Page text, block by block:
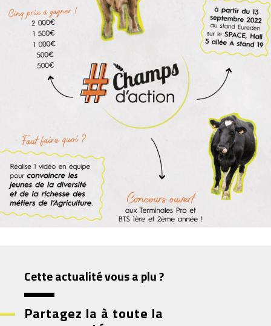
Cette actualité vous a plu ?
Partagez la à toute la